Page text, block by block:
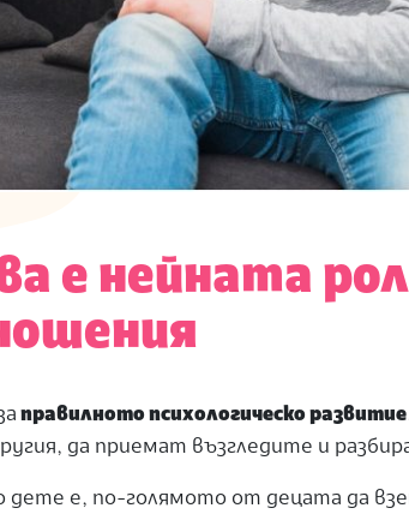
е нейната
правилното психологическо развитие
да приемат възгледите и
дете е, по-голямото от децата да